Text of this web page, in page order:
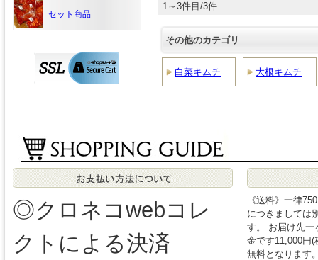
1～3件目/3件
その他のカテゴリ
白菜キムチ 大根キムチ
セット商品
◎クロネコwebコレ
クトによる決済
《送料》一律
につきましては
す。 お届け先一
金です11,000円
無料となります